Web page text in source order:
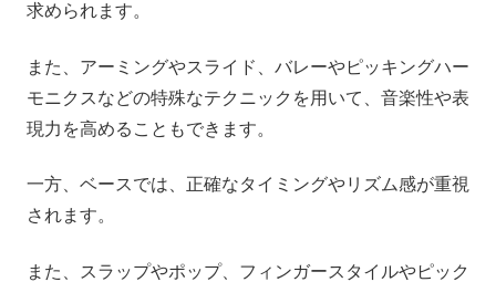
求められます。
また、アーミングやスライド、バレーやピッキングハー
モニクスなどの特殊なテクニックを用いて、音楽性や表
現力を高めることもできます。
一方、ベースでは、正確なタイミングやリズム感が重視
されます。
また、スラップやポップ、フィンガースタイルやピック